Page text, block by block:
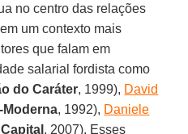
no centro das relações
um contexto mais
que falam em
salarial fordista como
do Caráter, 1999), David
Moderna, 1992), Daniele
, 2007). Esses